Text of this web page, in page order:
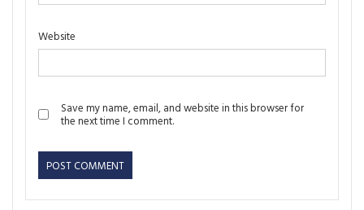
Website
Save my name, email, and website in this browser for
the next time I comment.